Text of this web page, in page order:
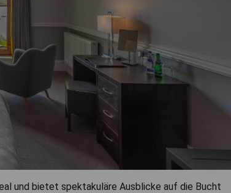
und bietet spektakuläre Ausblicke auf die Bucht